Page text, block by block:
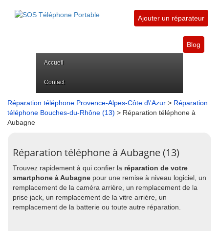
Ajouter un réparateur
Blog
Accueil
Contact
Réparation téléphone Provence-Alpes-Côte d\'Azur > Réparation
téléphone Bouches-du-Rhône (13) > Réparation téléphone à
Aubagne
Réparation téléphone à Aubagne (13)
Trouvez rapidement à qui confier la réparation de votre
smartphone à Aubagne pour une remise à niveau logiciel, un
remplacement de la caméra arrière, un remplacement de la
prise jack, un remplacement de la vitre arrière, un
remplacement de la batterie ou toute autre réparation.